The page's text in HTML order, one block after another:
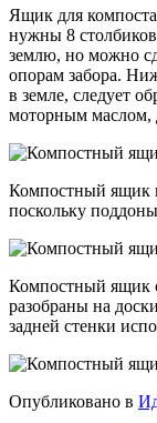
Ящик для
нужны 8
землю, но можно
опорам забора.
в земле, следует
моторным маслом,
Компостный ящик
поскольку поддоны
Компостный ящик
разобраны на
задней стенки
Опубликовано в